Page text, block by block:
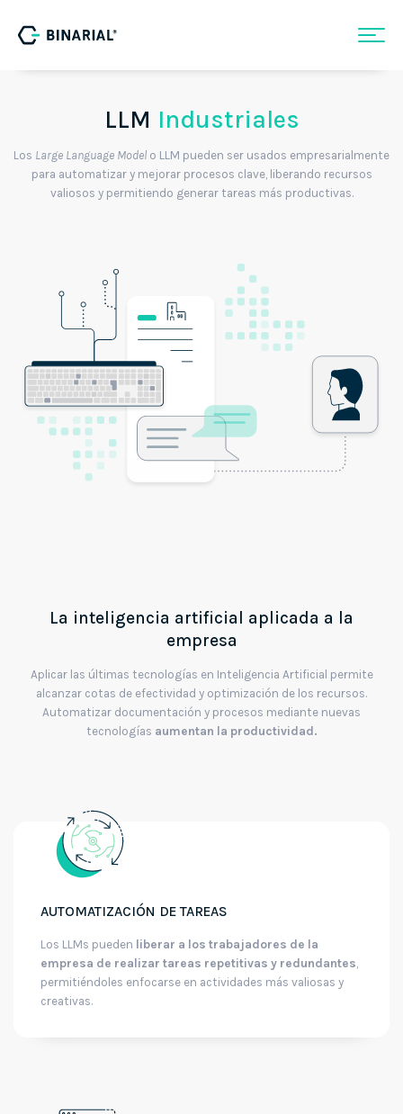
LLM Industriales
Los Large Language Model o LLM pueden ser usados empresarialmente
para automatizar y mejorar procesos clave, liberando recursos
valiosos y permitiendo generar tareas más productivas.
La inteligencia artificial aplicada a la
empresa
Aplicar las últimas tecnologías en Inteligencia Artificial permite
alcanzar cotas de efectividad y optimización de los recursos.
Automatizar documentación y procesos mediante nuevas
tecnologías aumentan la productividad.
AUTOMATIZACIÓN DE TAREAS
Los LLMs pueden liberar a los trabajadores de la
empresa de realizar tareas repetitivas y redundantes
permitiéndoles enfocarse en actividades más valiosas y
creativas.